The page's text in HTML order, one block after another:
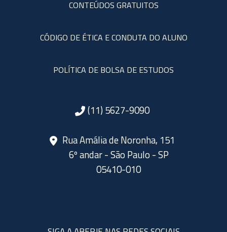
CONTEÚDOS GRATUITOS
CÓDIGO DE ÉTICA E CONDUTA DO ALUNO
POLÍTICA DE BOLSA DE ESTUDOS
(11) 5627-9090
Rua Amália de Noronha, 151
6º andar - São Paulo - SP
05410-010